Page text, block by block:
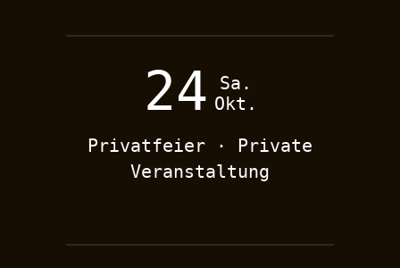
24
Sa.
Okt.
Privatfeier · Private
Veranstaltung